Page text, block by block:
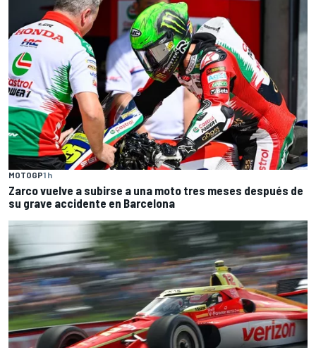
MOTOGP1 h
Zarco vuelve a subirse a una moto tres meses después de
su grave accidente en Barcelona